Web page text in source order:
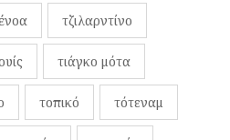
τζιλαρντίνο
τιάγκο μότα
τοπικό τότεναμ